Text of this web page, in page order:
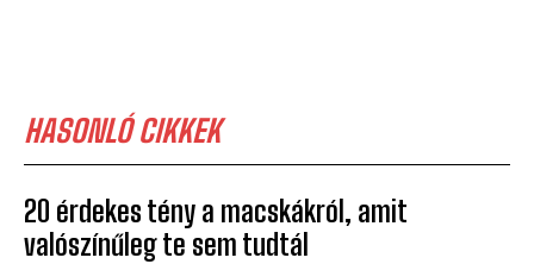
HASONLÓ CIKKEK
20 érdekes tény a macskákról, amit
valószínűleg te sem tudtál